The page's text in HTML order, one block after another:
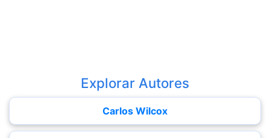
Explorar Autores
Carlos Wilcox